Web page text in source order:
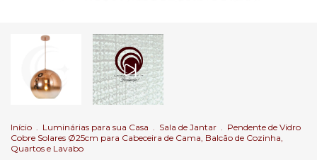
Início . Luminárias para sua Casa . Sala de Jantar . Pendente de Vidro
Cobre Solares Ø25cm para Cabeceira de Cama, Balcão de Cozinha,
Quartos e Lavabo